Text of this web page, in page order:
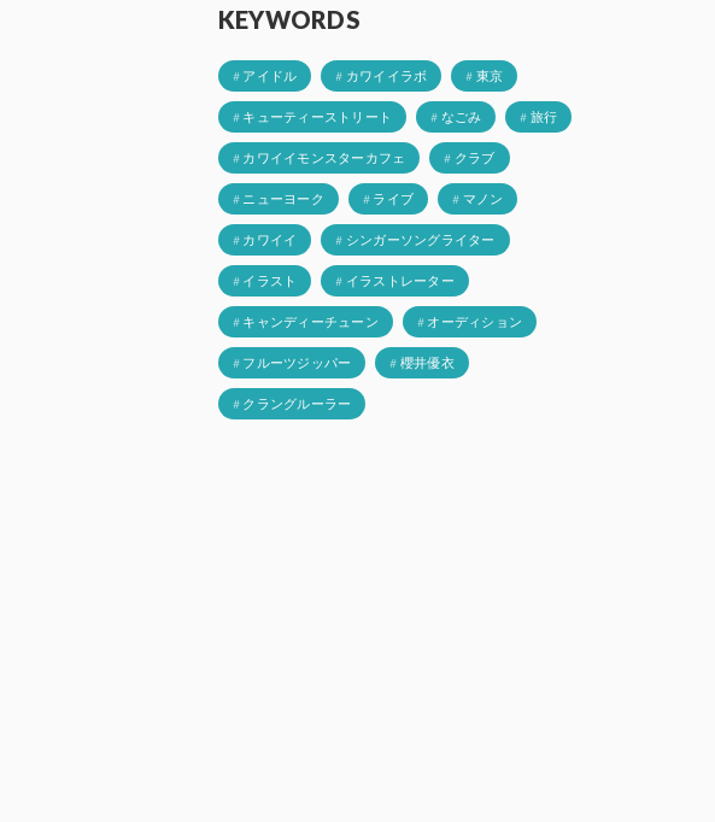
KEYWORDS
# アイドル # カワイイラボ # 東京
# キューティーストリート # なごみ # 旅行
# カワイイモンスターカフェ # クラブ
# ニューヨーク # ライブ # マノン
# カワイイ # シンガーソングライター
# イラスト # イラストレーター
# キャンディーチューン # オーディション
# フルーツジッパー # 櫻井優衣
# クラングルーラー